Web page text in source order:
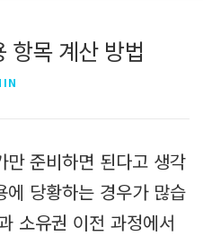
항목 계산 방법
준비하면 된다고 생각
당황하는 경우가 많습
소유권 이전 과정에서